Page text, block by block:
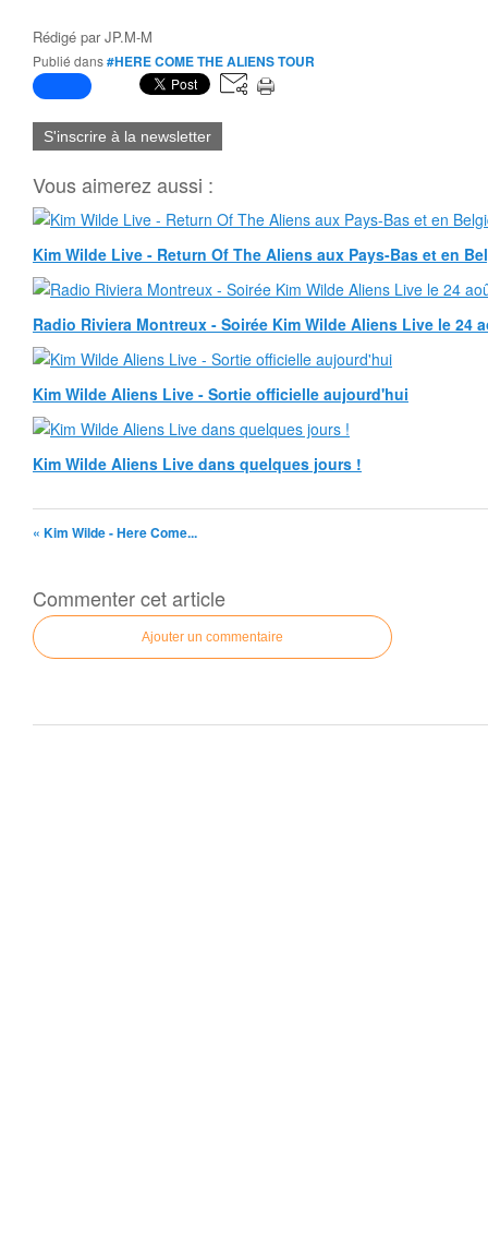
Rédigé parJP.M-M
Publié dans#HERE COME THE ALIENS TOUR
S'inscrire à la newsletter
Vous aimerez aussi :
Kim Wilde Live - Return Of The Aliens aux Pays-Bas et en
Radio Riviera Montreux - Soirée Kim Wilde Aliens Live le 24
Kim Wilde Aliens Live - Sortie officielle aujourd'hui
Kim Wilde Aliens Live dans quelques jours !
« Kim Wilde - Here Come...
Commenter cet article
Ajouter un commentaire